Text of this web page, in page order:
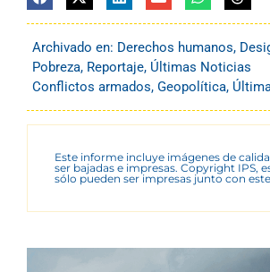
Archivado en: Derechos humanos,
Pobreza, Reportaje, Últimas Noticias
Conflictos armados, Geopolítica,
Este informe incluye imágenes de
ser bajadas e impresas. Copyright IPS,
sólo pueden ser impresas junto con